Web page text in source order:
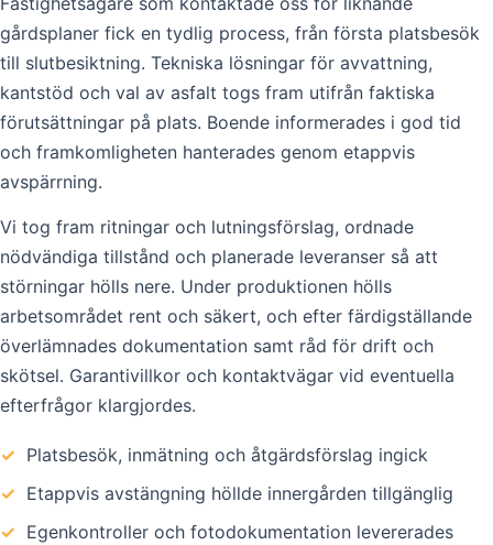
gårdsplaner fick en tydlig process, från första platsbesök
till slutbesiktning. Tekniska lösningar för avvattning,
kantstöd och val av asfalt togs fram utifrån faktiska
förutsättningar på plats. Boende informerades i god tid
och framkomligheten hanterades genom etappvis
avspärrning.
Vi tog fram ritningar och lutningsförslag, ordnade
nödvändiga tillstånd och planerade leveranser så att
störningar hölls nere. Under produktionen hölls
arbetsområdet rent och säkert, och efter färdigställande
överlämnades dokumentation samt råd för drift och
skötsel. Garantivillkor och kontaktvägar vid eventuella
efterfrågor klargjordes.
✓ Platsbesök, inmätning och åtgärdsförslag ingick
✓ Etappvis avstängning höllde innergården tillgänglig
✓ Egenkontroller och fotodokumentation levererades